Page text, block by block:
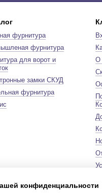
фурнитура
фурнитура
для ворот и
замки СКУД
фурнитура
О
конфиденциальности